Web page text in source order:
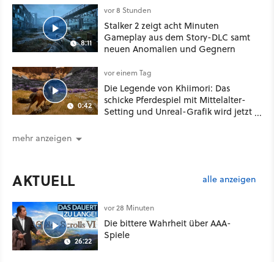
8:11
vor 8 Stunden
Stalker 2 zeigt acht Minuten
Gameplay aus dem Story-DLC samt
neuen Anomalien und Gegnern
0:42
vor einem Tag
Die Legende von Khiimori: Das
schicke Pferdespiel mit Mittelalter-
Setting und Unreal-Grafik wird jetzt
mehr anzeigen
AKTUELL alle anzeigen
26:22
vor 28 Minuten
Die bittere Wahrheit über AAA-
Spiele